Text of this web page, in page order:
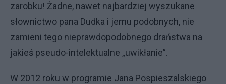
zarobku! Żadne, nawet najbardziej wyszukane
słownictwo pana Dudka i jemu podobnych, nie
zamieni tego nieprawdopodobnego draństwa na
jakieś pseudo-intelektualne „uwikłanie”.
W 2012 roku w programie Jana Pospieszalskiego